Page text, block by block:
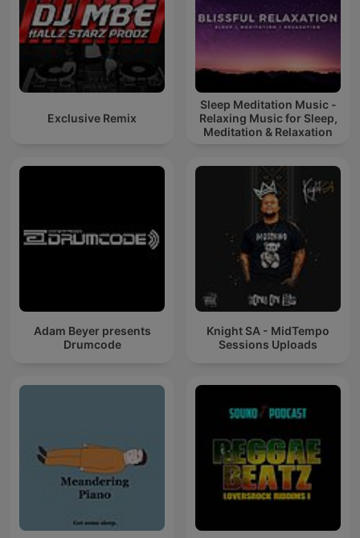
Exclusive Remix
Sleep Meditation Music -
Relaxing Music for Sleep,
Meditation & Relaxation
Adam Beyer presents
Drumcode
Knight SA - MidTempo
Sessions Uploads